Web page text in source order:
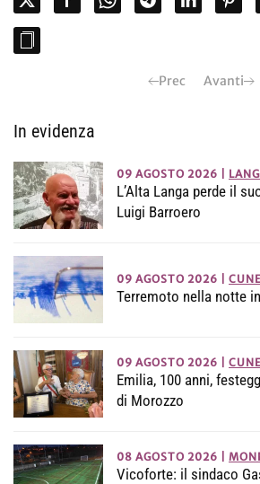
Prec Avanti
In evidenza
09 AGOSTO 2026
L’Alta Langa perde il
Luigi Barroero
09 AGOSTO 2026
Terremoto nella notte
09 AGOSTO 2026
Emilia, 100 anni,
di Morozzo
08 AGOSTO 2026
Vicoforte: il sindaco